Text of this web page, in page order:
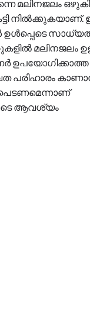
മലിനജലം
ഉൾപ്പെടെ
മലിനജലം
ഉപയോഗിക്കാത്ത
പരിഹാരം
ആവശ്യം